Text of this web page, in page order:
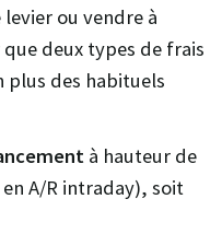
ou vendre à
deux types de frais
plus des habituels
à hauteur de
A/R intraday), soit